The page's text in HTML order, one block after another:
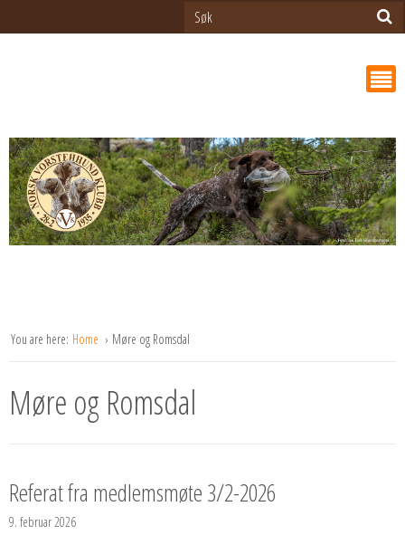
You are here: Home Møre og Romsdal
Møre og Romsdal
Referat fra medlemsmøte 3/2-2026
9. februar 2026